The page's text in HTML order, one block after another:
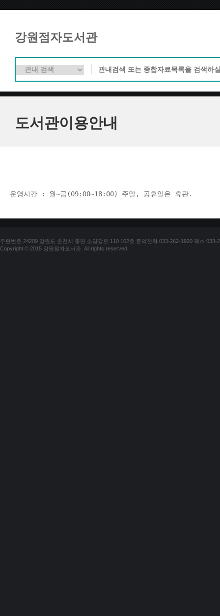
강원점자도서관
도서관이용안내
운영시간 : 월~금(09:00~18:00) 주말, 공휴일은 휴관.
우편번호 24209 강원도 춘천시 동면 소양강로 110 102호 문의전화 033-262-1920 팩스 033-
Copyright © 2015 강원점자도서관. All rights reserved.